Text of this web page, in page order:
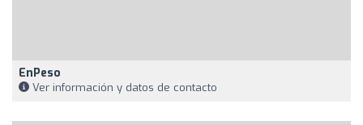
EnPeso
Ver información y datos de contacto